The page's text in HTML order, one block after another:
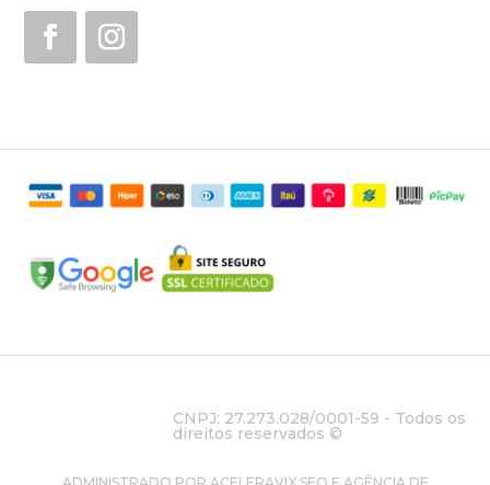
CNPJ: 27.273.028/0001-59 - Todos os
direitos reservados ©